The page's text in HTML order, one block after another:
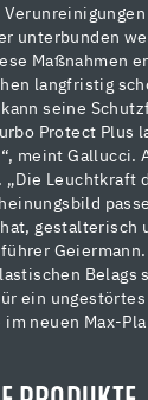
unterbunden
Maßnahmen
langfristig
seine
Protect Plus
meint Gallucci.
„Die Leuchtkraft
gestalterisch
Belags
ein
im neuen Max-